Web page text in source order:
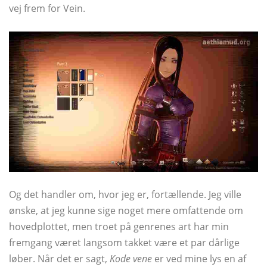
vej frem for Vein.
Og det handler om, hvor jeg er, fortællende. Jeg ville
ønske, at jeg kunne sige noget mere omfattende om
hovedplottet, men troet på genrenes art har min
fremgang været langsom takket være et par dårlige
løber. Når det er sagt, Kode vene er ved mine lys en af ​​